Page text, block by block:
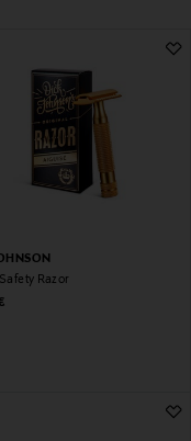
Razor
Price